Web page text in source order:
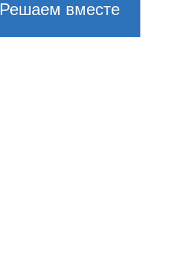
Решаем вместе